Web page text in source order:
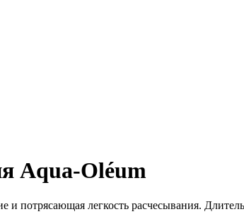
Aqua-Oléum
и потрясающая легкость расчесывания.